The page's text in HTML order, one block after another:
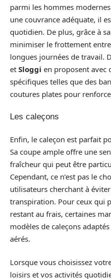
parmi les hommes
une couvrance adéquate, il
quotidien. De plus, grâce à
minimiser le frottement
longues journées de travail.
et Sloggi en proposent avec
spécifiques telles que des
coutures plates pour
Les caleçons
Enfin, le caleçon est parfait
Sa coupe ample offre une
fraîcheur qui peut être
Cependant, ce n’est pas le
utilisateurs cherchant à
transpiration. Pour ceux qui
restant au frais, certaines
modèles de caleçons
aérés.
Lorsque vous choisissez
loisirs et vos activités